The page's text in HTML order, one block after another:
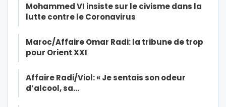
Mohammed VI insiste sur le civisme dans la
lutte contre le Coronavirus
Maroc/Affaire Omar Radi: la tribune de trop
pour Orient XXI
Affaire Radi/Viol: « Je sentais son odeur
d’alcool, sa…